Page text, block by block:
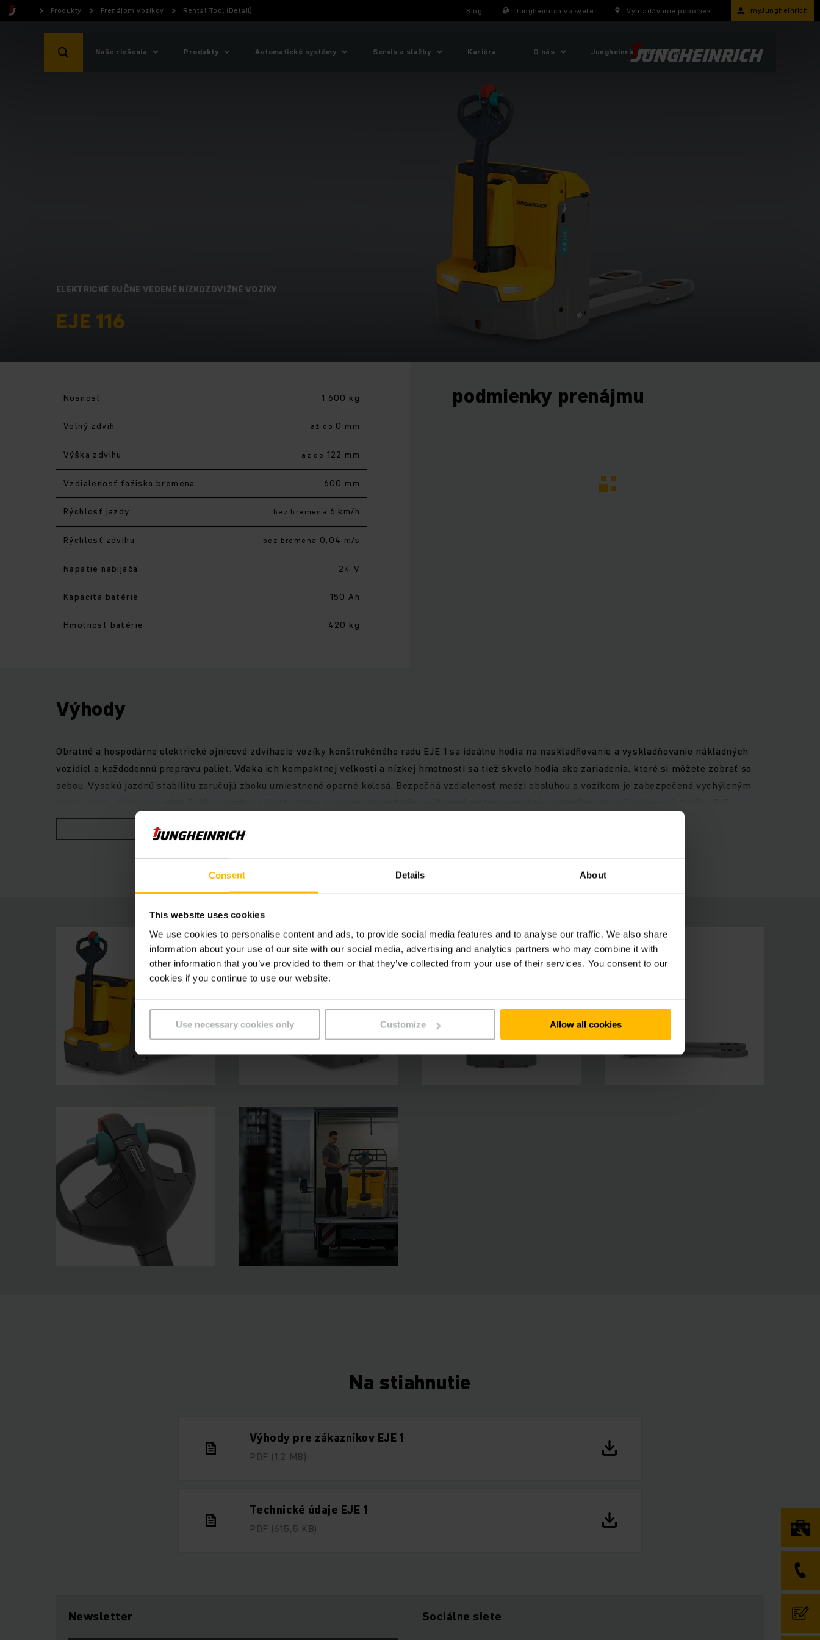
Consent Details About
This website uses cookies
We use cookies to personalise content and ads, to provide social media features and to analyse our traffic. We also share
information about your use of our site with our social media, advertising and analytics partners who may combine it with
other information that you’ve provided to them or that they’ve collected from your use of their services. You consent to our
cookies if you continue to use our website.
Use necessary cookies only Customize Allow all cookies
Produkty Prenájom vozíkov Rental Tool (Detail) Blog Jungheinrich vo svete Vyhľadávanie pobočiek myJungheinrich
Naše riešenia Produkty Automatické systémy Servis a služby Kariéra O nás Jungheinrich PROFISHOP
ELEKTRICKÉ RUČNE VEDENÉ NÍZKOZDVIŽNÉ VOZÍKY
EJE 116
Nosnosť 1 600 kg
Voľný zdvih až do 0 mm
Výška zdvihu až do 122 mm
Vzdialenosť ťažiska bremena 600 mm
Rýchlosť jazdy bez bremena 6 km/h
Rýchlosť zdvihu bez bremena 0,04 m/s
Napätie nabíjača 24 V
Kapacita batérie 150 Ah
Hmotnosť batérie 420 kg
podmienky prenájmu
Výhody
Obratné a hospodárne elektrické ojnicové zdvíhacie vozíky konštrukčného radu EJE 1 sa ideálne hodia na naskladňovanie a vyskladňovanie nákladných
vozidiel a každodennú prepravu paliet. Vďaka ich kompaktnej veľkosti a nízkej hmotnosti sa tiež skvelo hodia ako zariadenia, ktoré si môžete zobrať so
sebou. Vysokú jazdnú stabilitu zaručujú zboku umiestnené oporné kolesá. Bezpečná vzdialenosť medzi obsluhou a vozíkom je zabezpečená vychýleným
konštrukčného radu 1 vám dobre poslúžia pri dlhých dobách používania s trvalo vysokým výkonom. Vďaka rýchlej výmene batérie zboku, voliteľne
dostupnej od zariadenia EJE 116, sú vozíky EJE 1 efektívnymi partnermi aj vo viaczmennej prevádzke. Olovené batérie s dlhou životnosťou pritom trvalo
ZOBRAZIŤ VIAC
Na stiahnutie
Výhody pre zákazníkov EJE 1
PDF (1,2 MB)
Technické údaje EJE 1
PDF (615,5 KB)
Newsletter Sociálne siete